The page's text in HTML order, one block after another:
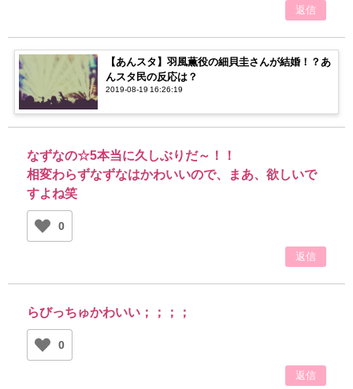
返信
【あんスタ】羽風薫役の細貝圭さんが結婚！？あ
んスタ民の反応は？
2019-08-19 16:26:19
なずなの☆5本当に久しぶりだ～！！
相変わらずなずなはかわいいので、まあ、欲しいで
すよね笑
0
返信
らびっちゅかわいい；；；；
0
返信